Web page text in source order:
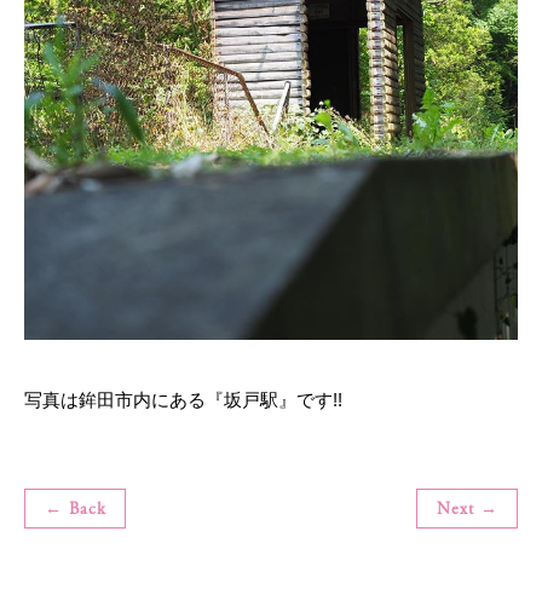
写真は鉾田市内にある『坂戸駅』です!!
← Back Next →